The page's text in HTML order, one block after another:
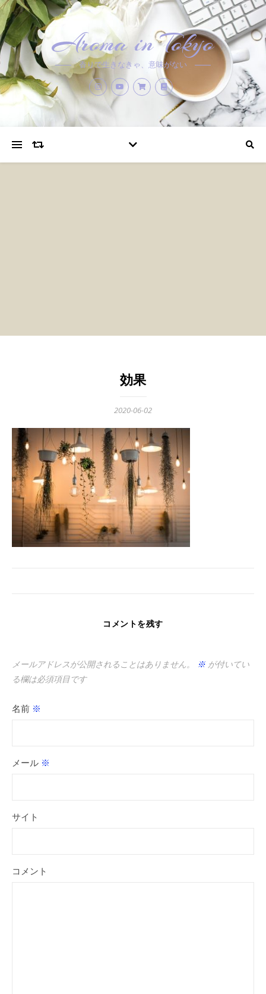
Aroma in Tokyo
香りで生きなきゃ、意味がない
効果
2020-06-02
コメントを残す
メールアドレスが公開されることはありません。 ※が付いてい
る欄は必須項目です
名前 ※
メール ※
サイト
コメント